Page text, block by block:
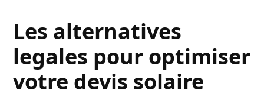
Les alternatives
legales pour optimiser
votre devis solaire